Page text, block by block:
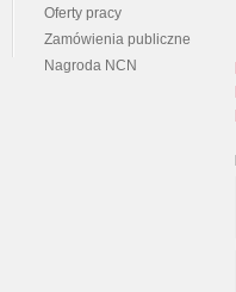
Oferty pracy
Zamówienia publiczne
Nagroda NCN